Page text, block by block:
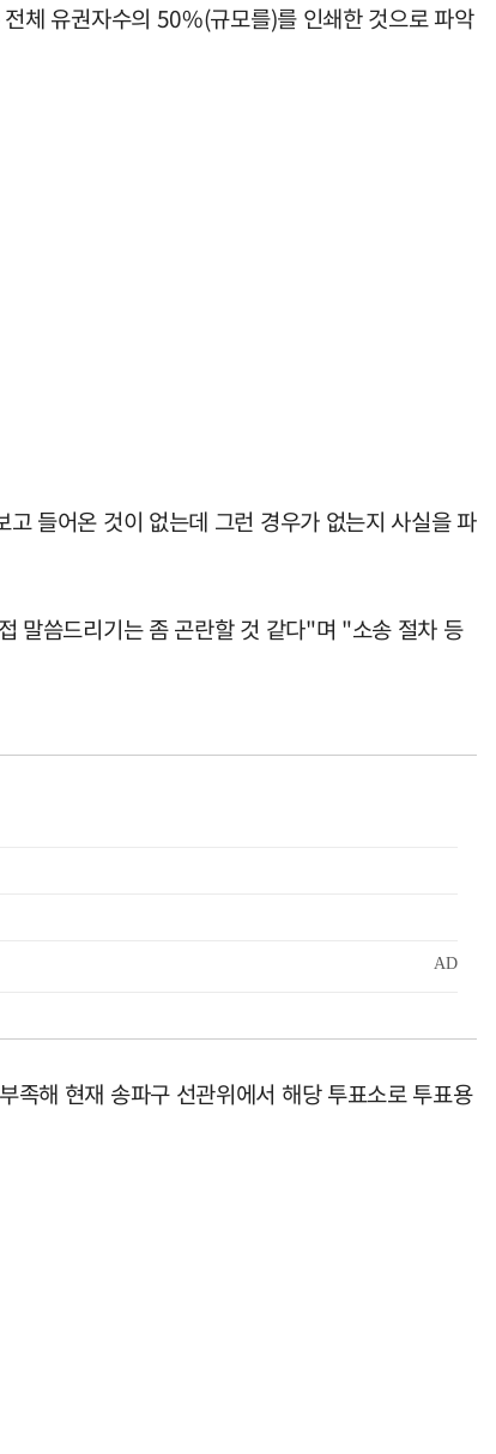
체 유권자수의 50%(규모를)를 인쇄한 것으로 파악
들어온 것이 없는데 그런 경우가 없는지 사실을 파
말씀드리기는 좀 곤란할 것 같다"며 "소송 절차 등
족해 현재 송파구 선관위에서 해당 투표소로 투표용